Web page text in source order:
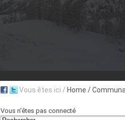
Aujourd'hui : T° Min :
Suivez en direct l'actualité des stations
Vous êtes ici / Home /
Vous n'êtes pas connecté